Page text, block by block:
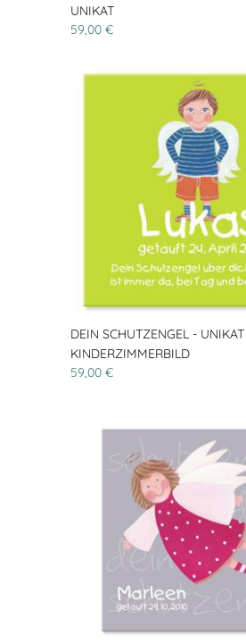
UNIKAT
59,00 €
DEIN SCHUTZENGEL - UNIKAT
KINDERZIMMERBILD
59,00 €